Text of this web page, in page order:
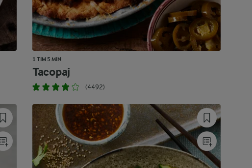
1 TIM 5 MIN
Tacopaj
(4492)